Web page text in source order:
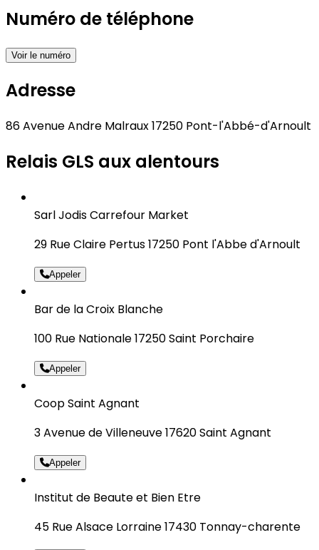
Numéro de téléphone
Voir le numéro
Adresse
86 Avenue Andre Malraux 17250 Pont-l'Abbé-d'Arnoult
Relais GLS aux alentours
Sarl Jodis Carrefour Market
29 Rue Claire Pertus 17250 Pont l'Abbe d'Arnoult
Appeler
Bar de la Croix Blanche
100 Rue Nationale 17250 Saint Porchaire
Appeler
Coop Saint Agnant
3 Avenue de Villeneuve 17620 Saint Agnant
Appeler
Institut de Beaute et Bien Etre
45 Rue Alsace Lorraine 17430 Tonnay-charente